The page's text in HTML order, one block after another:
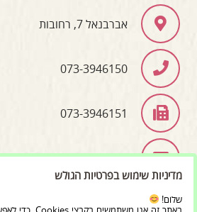
אברבנאל 7, רחובות
073-3946150
073-3946151
moreshet.co.il
מדיניות שימוש בפרטיות הגולש
שלום!